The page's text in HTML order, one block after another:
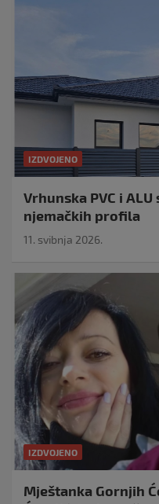
IZDVOJENO
Vrhunska PVC i
njemačkih profila
11. svibnja 2026.
IZDVOJENO
Mještanka Gornjih